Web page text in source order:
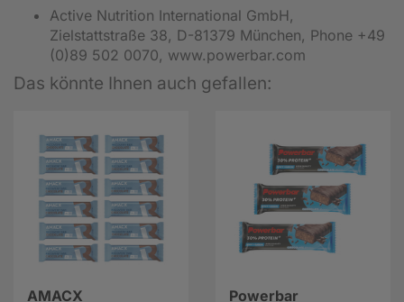
Active Nutrition International GmbH,
Zielstattstraße 38, D-81379 München, Phone +49
(0)89 502 0070, www.powerbar.com
Das könnte Ihnen auch gefallen:
AMACX
Powerbar